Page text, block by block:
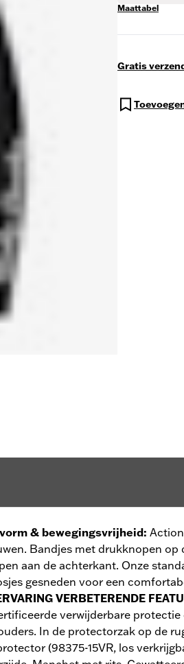
Maattabel
Gratis
& bewegingsvrijheid:
Bandjes met drukknopen op
aan de achterkant. Onze
gesneden voor een
VERBETERENDE
verwijderbare protectie
In de protectorzak op de
(98375-15VR, los